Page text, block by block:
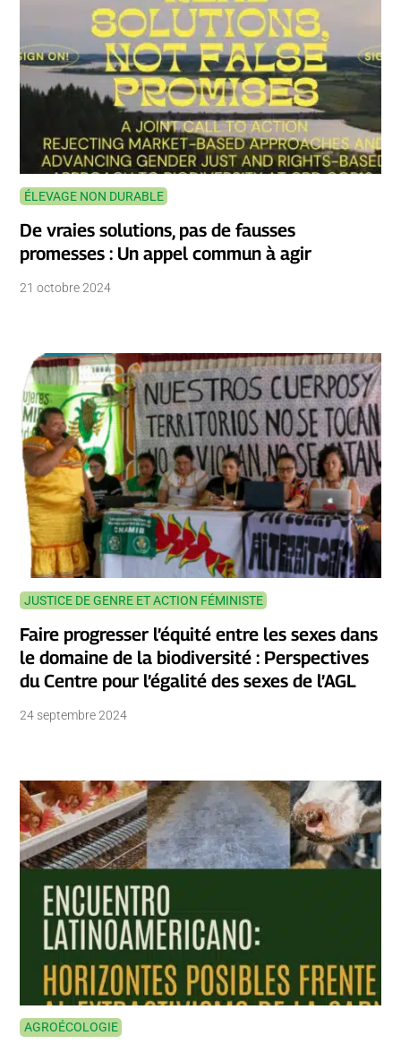
ÉLEVAGE NON DURABLE
De vraies solutions, pas de fausses
promesses : Un appel commun à agir
21 octobre 2024
JUSTICE DE GENRE ET ACTION FÉMINISTE
Faire progresser l’équité entre les sexes dans
le domaine de la biodiversité : Perspectives
du Centre pour l’égalité des sexes de l’AGL
24 septembre 2024
AGROÉCOLOGIE